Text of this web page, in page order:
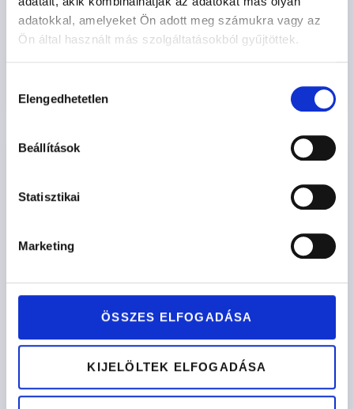
adatokkal, amelyeket Ön adott meg számukra vagy az
Ön által használt más szolgáltatásokból gyűjtöttek.
kiválasztása
Elengedhetetlen
Beállítások
Statisztikai
Marketing
ÖSSZES ELFOGADÁSA
KIJELÖLTEK ELFOGADÁSA
967.200Ft